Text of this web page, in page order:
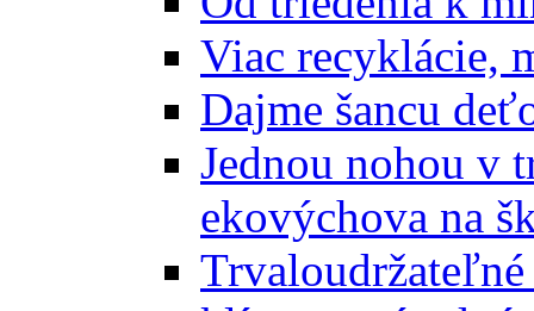
Viac recyklácie,
Dajme šancu
Jednou nohou v
ekovýchova na